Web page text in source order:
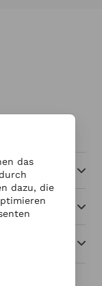
das
dazu, die